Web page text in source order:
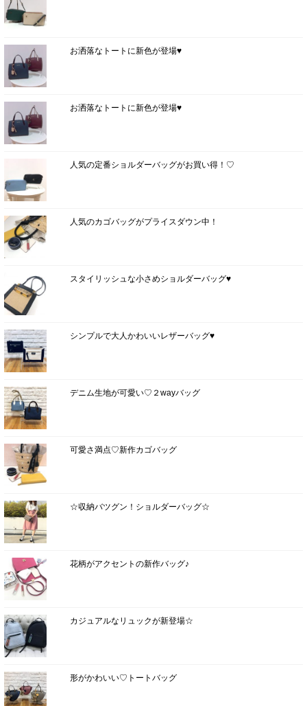
お洒落なトートに新色が登場♥
お洒落なトートに新色が登場♥
人気の定番ショルダーバッグがお買い得！♡
人気のカゴバッグがプライスダウン中！
スタイリッシュな小さめショルダーバッグ♥
シンプルで大人かわいいレザーバッグ♥
デニム生地が可愛い♡２wayバッグ
可愛さ満点♡新作カゴバッグ
☆収納バツグン！ショルダーバッグ☆
花柄がアクセントの新作バッグ♪
カジュアルなリュックが新登場☆
形がかわいい♡トートバッグ